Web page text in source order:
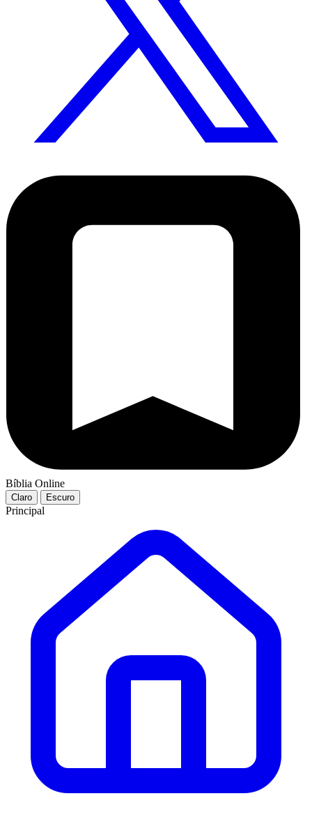
Bíblia Online
Claro Escuro
Principal